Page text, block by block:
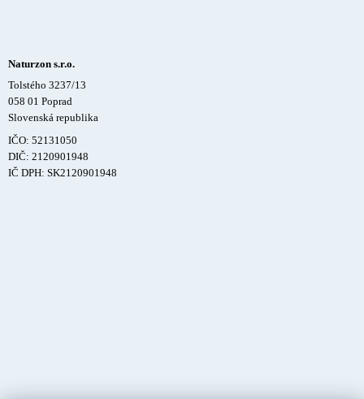
Naturzon s.r.o.
Tolstého 3237/13
058 01 Poprad
Slovenská republika
IČO: 52131050
DIČ: 2120901948
IČ DPH: SK2120901948